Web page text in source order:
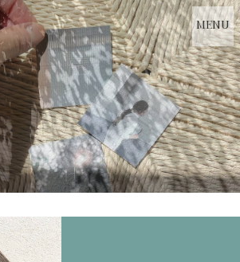
MENU